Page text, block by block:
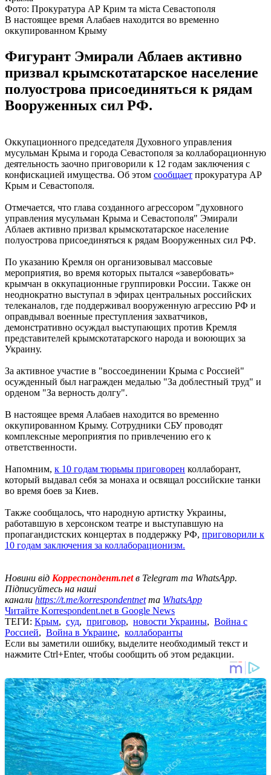
Фото: Прокуратура АР Крим та міста Севастополя
В настоящее время Алабаев находится во временно
оккупированном Крыму
Фигурант Эмирали Аблаев активно
призвал крымскотатарское население
полуострова присоединяться к рядам
Вооруженных сил РФ.
Оккупационного председателя Духовного управления
мусульман Крыма и города Севастополя за коллаборационную
деятельность заочно приговорили к 12 годам заключения с
конфискацией имущества. Об этом сообщает прокуратура АР
Крым и Севастополя.
Отмечается, что глава созданного агрессором "духовного
управления мусульман Крыма и Севастополя" Эмирали
Аблаев активно призвал крымскотатарское население
полуострова присоединяться к рядам Вооруженных сил РФ.
По указанию Кремля он организовывал массовые
мероприятия, во время которых пытался «завербовать»
крымчан в оккупационные группировки России. Также он
неоднократно выступал в эфирах центральных российских
телеканалов, где поддерживал вооруженную агрессию РФ и
оправдывал военные преступления захватчиков,
демонстративно осуждал выступающих против Кремля
представителей крымскотатарского народа и воюющих за
Украину.
За активное участие в "воссоединении Крыма с Россией"
осужденный был награжден медалью "За доблестный труд" и
орденом "За верность долгу".
В настоящее время Алабаев находится во временно
оккупированном Крыму. Сотрудники СБУ проводят
комплексные мероприятия по привлечению его к
ответственности.
Напомним, к 10 годам тюрьмы приговорен коллаборант,
который выдавал себя за монаха и освящал российские танки
во время боев за Киев.
Также сообщалось, что народную артистку Украины,
работавшую в херсонском театре и выступавшую на
пропагандистских концертах в поддержку РФ, приговорили к
10 годам заключения за коллаборационизм.
Новини від Корреспондент.netв Telegram та WhatsApp.
Підписуйтесь на наші
канали https://t.me/korrespondentnetта WhatsApp
Читайте Korrespondent.net в Google News
ТЕГИ: Крым, суд, приговор, новости Украины, Война с
Россией, Война в Украине, коллаборанты
Если вы заметили ошибку, выделите необходимый текст и
нажмите Ctrl+Enter, чтобы сообщить об этом редакции.